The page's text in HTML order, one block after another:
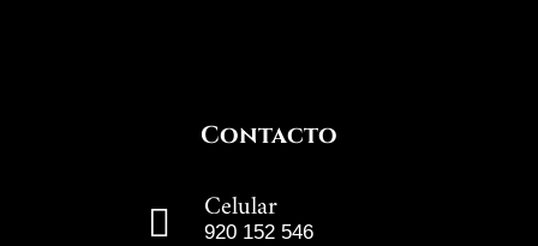
Contacto
 Celular
920 152 546